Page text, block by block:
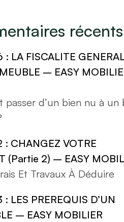
récents
: LA FISCALITE
– EASY
passer d’un bien nu à un
: CHANGEZ VOTRE
(Partie 2) – EASY
Et Travaux À Déduire
LES PREREQUIS D’UN
– EASY MOBILIER